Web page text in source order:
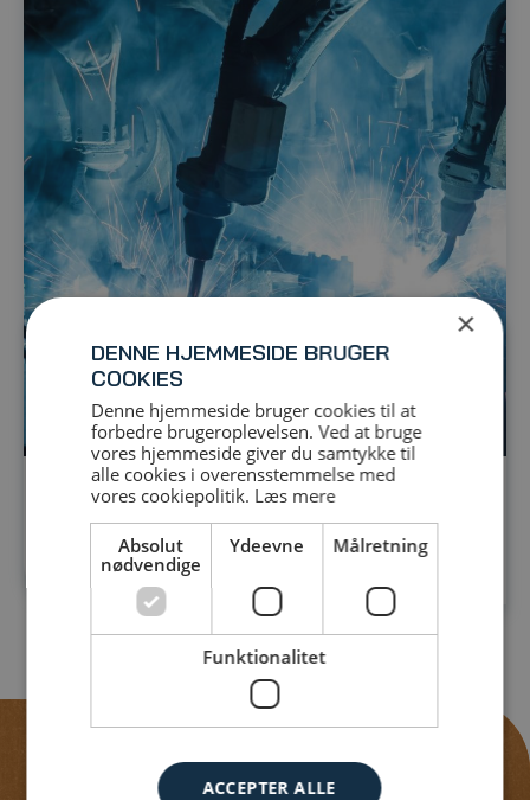
Robotsvejsning ved Stenhøj
Læs case
×
DENNE HJEMMESIDE BRUGER
COOKIES
Denne hjemmeside bruger cookies til at
forbedre brugeroplevelsen. Ved at bruge
vores hjemmeside giver du samtykke til
alle cookies i overensstemmelse med
vores cookiepolitik. Læs mere
Absolut
nødvendige
Ydeevne Målretning
Funktionalitet
ACCEPTER ALLE